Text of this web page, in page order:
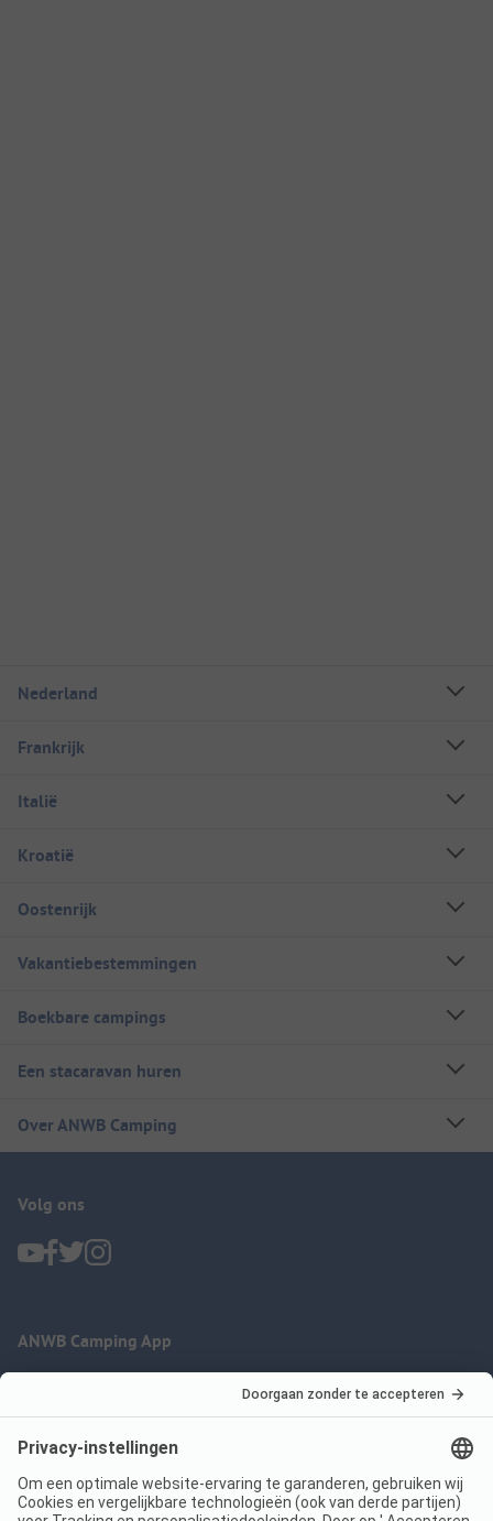
Nederland
Frankrijk
Italië
Kroatië
Oostenrijk
Vakantiebestemmingen
Boekbare campings
Een stacaravan huren
Over ANWB Camping
Volg ons
ANWB Camping App